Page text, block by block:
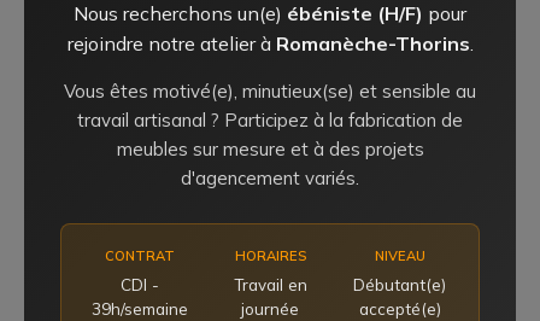
également être une limite…).
plus spacieuses, peuvent accueillir plus de bouteilles, et si la
température de la pièce entière peut être contrôlée, rien ne
vous empêche d’ajouter au cœur de votre pièce une ou
plusieurs caves à vin « armoires » qui vous permettront de
conserver certains vins à des températures différentes,
notamment les blancs et rosés se buvant très frais.
Finitions en verre gravé, mobilier sur mesure pour le
Nous recherchons un(e) ébéniste (H/F) pour
rejoindre notre atelier à Romanèche-Thorins.
Vous êtes motivé(e), minutieux(se) et sensible au
travail artisanal ? Participez à la fabrication de
meubles sur mesure et à des projets
d'agencement variés.
CONTRAT
CDI -
39h/semaine
HORAIRES
Travail en
journée
NIVEAU
Débutant(e)
accepté(e)